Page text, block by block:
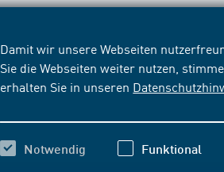
Damit wir unsere Webseiten
Sie die Webseiten weiter nutzen,
erhalten Sie in unseren
Notwendig Funktional